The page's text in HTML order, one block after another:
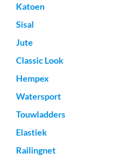
Katoen
Sisal
Jute
Classic Look
Hempex
Watersport
Touwladders
Elastiek
Railingnet